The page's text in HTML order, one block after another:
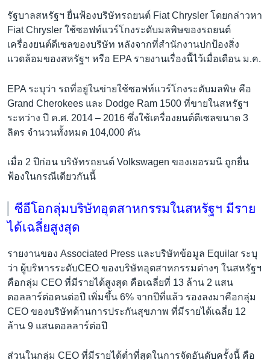
รัฐบาลสหรัฐฯ ยื่นฟ้องบริษัทรถยนต์ Fiat Chrysler โดยกล่าวหา
Fiat Chrysler ใช้ซอฟท์แวร์โกงระดับมลพิษของรถยนต์
เครื่องยนต์ดีเซลของบริษัท หลังจากที่สำนักงานปกป้องสิ่ง
แวดล้อมของสหรัฐฯ หรือ EPA รายงานเรื่องนี้ไว้เมื่อเดือน ม.ค.
EPA ระบุว่า รถที่อยู่ในข่ายใช้ซอฟท์แวร์โกงระดับมลพิษ คือ
Grand Cherokees และ Dodge Ram 1500 ที่ขายในสหรัฐฯ
ระหว่าง ปี ค.ศ. 2014 – 2016 ซึ่งใช้เครื่องยนต์ดีเซลขนาด 3
ลิตร จำนวนทั้งหมด 104,000 คัน
เมื่อ 2 ปีก่อน บริษัทรถยนต์ Volkswagen ของเยอรมนี ถูกยื่น
ฟ้องในกรณีเดียวกันนี้
ซีอีโอกลุ่มบริษัทอุตสาหกรรมในสหรัฐฯ มีราย
ได้เฉลี่ยสูงสุด
รายงานของ Associated Press และบริษัทข้อมูล Equilar ระบุ
ว่า ผู้บริหารระดับCEO ของบริษัทอุตสาหกรรมต่างๆ ในสหรัฐฯ
คือกลุ่ม CEO ที่มีรายได้สูงสุด คือเฉลี่ยที่ 13 ล้าน 2 แสน
ดอลลาร์ต่อคนต่อปี เพิ่มขึ้น 6% จากปีที่แล้ว รองลงมาคือกลุ่ม
CEO ของบริษัทด้านการประกันสุขภาพ ที่มีรายได้เฉลี่ย 12
ล้าน 9 แสนดอลลาร์ต่อปี
ส่วนในกลุ่ม CEO ที่มีรายได้ต่ำที่สุดในการจัดอันดับครั้งนี้ คือ